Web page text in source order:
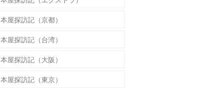
本屋探訪記（京都）
本屋探訪記（台湾）
本屋探訪記（大阪）
本屋探訪記（東京）